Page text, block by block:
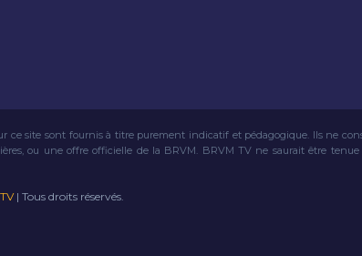
ce site sont fournis à titre purement indicatif et pédagogique. Ils ne
ou une offre officielle de la BRVM. BRVM TV ne saurait être tenue
| Tous droits réservés.